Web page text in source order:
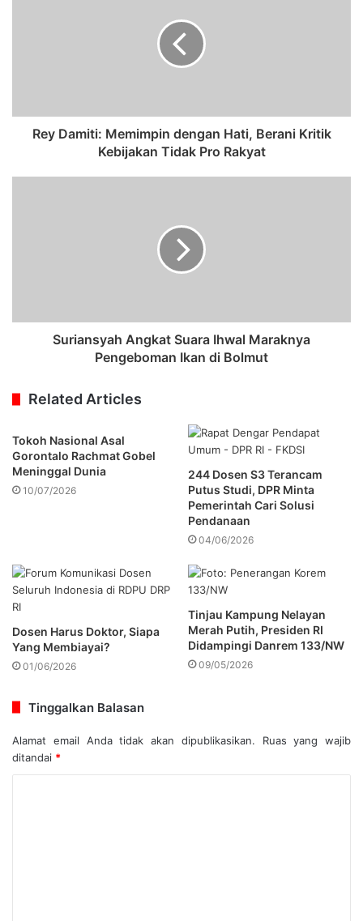
Rey Damiti: Memimpin dengan Hati, Berani Kritik
Kebijakan Tidak Pro Rakyat
Suriansyah Angkat Suara Ihwal Maraknya
Pengeboman Ikan di Bolmut
Related Articles
Tokoh Nasional Asal
Gorontalo Rachmat Gobel
Meninggal Dunia
10/07/2026
244 Dosen S3 Terancam
Putus Studi, DPR Minta
Pemerintah Cari Solusi
Pendanaan
04/06/2026
Dosen Harus Doktor, Siapa
Yang Membiayai?
01/06/2026
Tinjau Kampung Nelayan
Merah Putih, Presiden RI
Didampingi Danrem 133/NW
09/05/2026
Tinggalkan Balasan
Alamat email Anda tidak akan dipublikasikan.
Ruas yang wajib
ditandai *